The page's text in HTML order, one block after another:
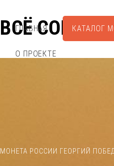
ВСЁ СОБРАЛ
ГЛАВНАЯ КАТАЛОГ
О ПРОЕКТЕ
МОНЕТА РОССИИ ГЕОРГИЙ